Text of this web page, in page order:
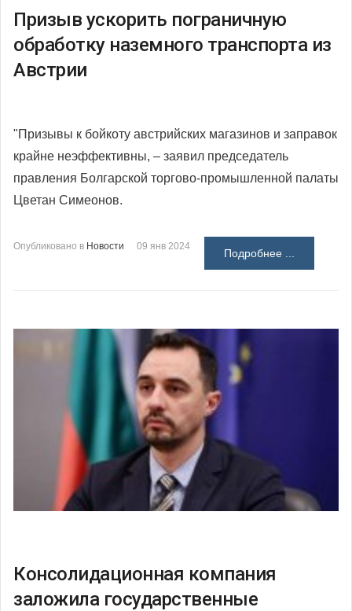
Призыв ускорить пограничную
обработку наземного транспорта из
Австрии
"Призывы к бойкоту австрийских магазинов и заправок
крайне неэффективны, – заявил председатель
правления Болгарской торгово-промышленной палаты
Цветан Симеонов.
Опубликовано в Новости 09 янв 2024
Подробнее ...
Консолидационная компания
заложила государственные